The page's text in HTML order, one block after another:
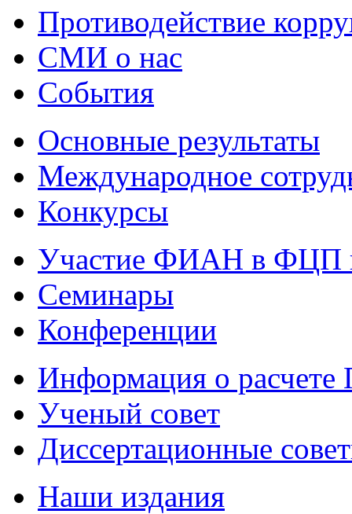
Противодействие
СМИ о нас
События
Основные результаты
Международное
Конкурсы
Участие ФИАН в ФЦП
Семинары
Конференции
Информация о
Ученый совет
Диссертационные
Наши издания